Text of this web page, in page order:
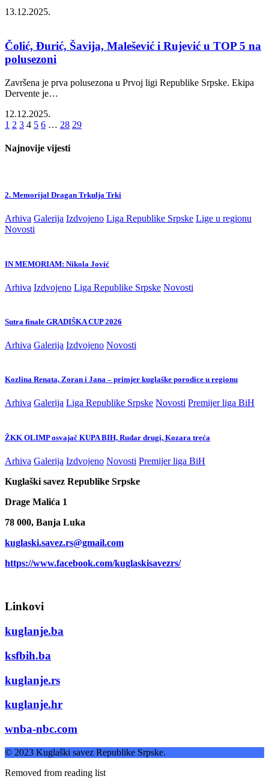
13.12.2025.
Čolić, Đurić, Šavija, Malešević i Rujević u TOP 5 na
polusezoni
Završena je prva polusezona u Prvoj ligi Republike Srpske. Ekipa
Dervente je…
12.12.2025.
1 2 3 4 5 6 … 28 29
Najnovije vijesti
2. Memorijal Dragan Trkulja Trki
Arhiva Galerija Izdvojeno Liga Republike Srpske Lige u regionu
Novosti
IN MEMORIAM: Nikola Jović
Arhiva Izdvojeno Liga Republike Srpske Novosti
Sutra finale GRADIŠKA CUP 2026
Arhiva Galerija Izdvojeno Novosti
Kozlina Renata, Zoran i Jana – primjer kuglaške porodice u regionu
Arhiva Galerija Liga Republike Srpske Novosti Premijer liga BiH
ŽKK OLIMP osvajač KUPA BIH, Rudar drugi, Kozara treća
Arhiva Galerija Izdvojeno Novosti Premijer liga BiH
Kuglaški savez Republike Srpske
Drage Malića 1
78 000, Banja Luka
kuglaski.savez.rs@gmail.com
https://www.facebook.com/kuglaskisavezrs/
Linkovi
kuglanje.ba
ksfbih.ba
kuglanje.rs
kuglanje.hr
wnba-nbc.com
© 2023 Kuglaški savez Republike Srpske.
Removed from reading list